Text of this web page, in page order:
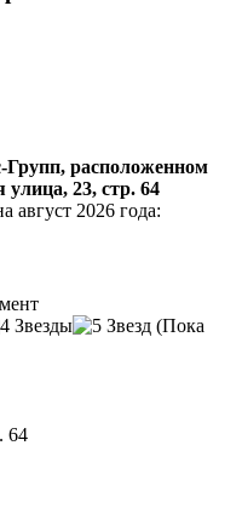
Групп, расположенном
улица, 23, стр. 64
август 2026 года:
(Пока
64